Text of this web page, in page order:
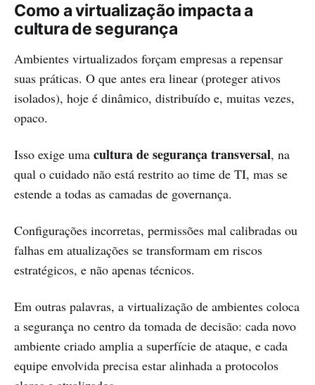
Como a virtualização impacta a
cultura de segurança
Ambientes virtualizados forçam empresas a repensar
suas práticas. O que antes era linear (proteger ativos
isolados), hoje é dinâmico, distribuído e, muitas vezes,
opaco.
Isso exige uma cultura de segurança transversal, na
qual o cuidado não está restrito ao time de TI, mas se
estende a todas as camadas de governança.
Configurações incorretas, permissões mal calibradas ou
falhas em atualizações se transformam em riscos
estratégicos, e não apenas técnicos.
Em outras palavras, a virtualização de ambientes coloca
a segurança no centro da tomada de decisão: cada novo
ambiente criado amplia a superfície de ataque, e cada
equipe envolvida precisa estar alinhada a protocolos